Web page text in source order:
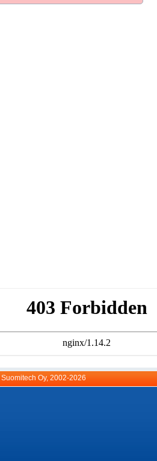
Suomitech Oy, 2002-2026